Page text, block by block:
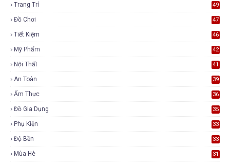
Trang Trí 49
Đồ Chơi 47
Tiết Kiệm 46
Mỹ Phẩm 42
Nội Thất 41
An Toàn 39
Ẩm Thực 36
Đồ Gia Dụng 35
Phụ Kiện 33
Độ Bền 33
Mùa Hè 31